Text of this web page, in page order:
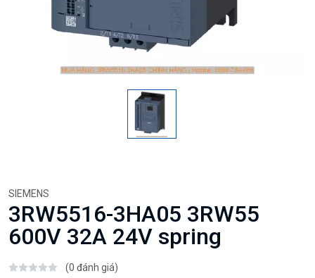
SIEMENS
3RW5516-3HA05 3RW55
600V 32A 24V spring
(0 đánh giá)